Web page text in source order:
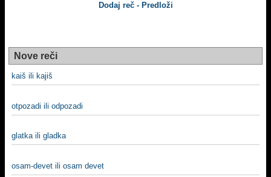
Dodaj reč - Predloži
Nove reči
kaiš ili kajiš
otpozadi ili odpozadi
glatka ili gladka
osam-devet ili osam devet